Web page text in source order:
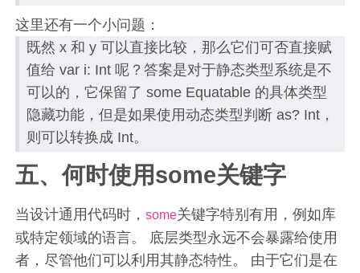
这里还有一个小问题：
既然 x 和 y 可以直接比较，那么它们可否直接赋
值给 var i: Int 呢？答案是对于静态类型系统是不
可以的，它保留了 some Equatable 的具体类型
隐藏功能，但是如果使用动态类型判断 as? Int，
则可以转换成 Int。
五、何时使用some关键字
当设计通用代码时，some关键字特别有用，例如库
或特定领域的语言。 底层类型永远不会暴露给使用
者，尽管他们可以利用其静态特性。 由于它们是在